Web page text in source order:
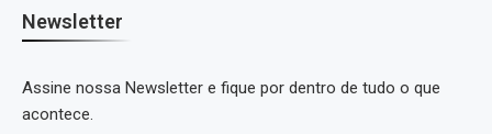
Newsletter
Assine nossa Newsletter e fique por dentro de tudo o que
acontece.